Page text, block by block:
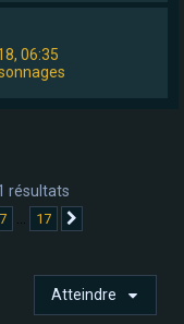
06:35
résultats
7 … 17
Atteindre